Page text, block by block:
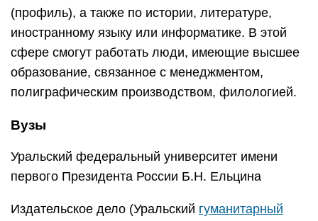
(профиль), а также по истории, литературе,
иностранному языку или информатике. В этой
сфере смогут работать люди, имеющие высшее
образование, связанное с менеджментом,
полиграфическим производством, филологией.
Вузы
Уральский федеральный университет имени
первого Президента России Б.Н. Ельцина
Издательское дело (Уральский гуманитарный